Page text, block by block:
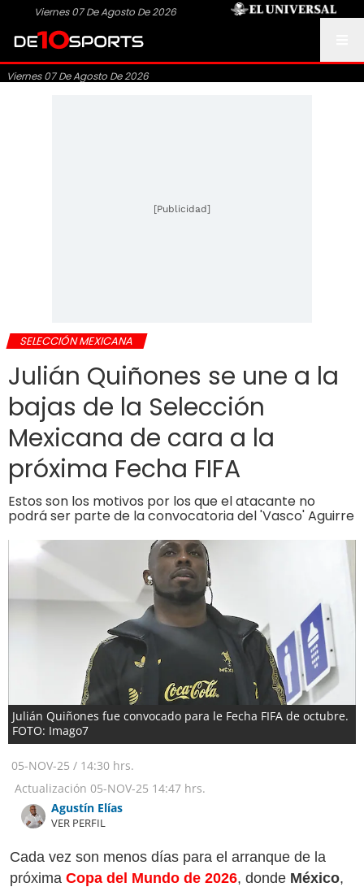
Viernes 07 De Agosto De 2026
Viernes 07 De Agosto De 2026
[Publicidad]
SELECCIÓN MEXICANA
Julián Quiñones se une a la
bajas de la Selección
Mexicana de cara a la
próxima Fecha FIFA
Estos son los motivos por los que el atacante no
podrá ser parte de la convocatoria del 'Vasco' Aguirre
Julián Quiñones fue convocado para le Fecha FIFA de octubre.
FOTO: Imago7
05-NOV-25 / 14:30 hrs.
Actualización 05-NOV-25 14:47 hrs.
Agustín Elías
VER PERFIL
Cada vez son menos días para el arranque de la
próxima Copa del Mundo de 2026, donde México,